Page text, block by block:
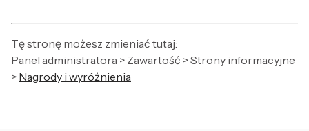
Tę stronę możesz zmieniać tutaj:
Panel administratora > Zawartość > Strony informacyjne
> Nagrody i wyróżnienia